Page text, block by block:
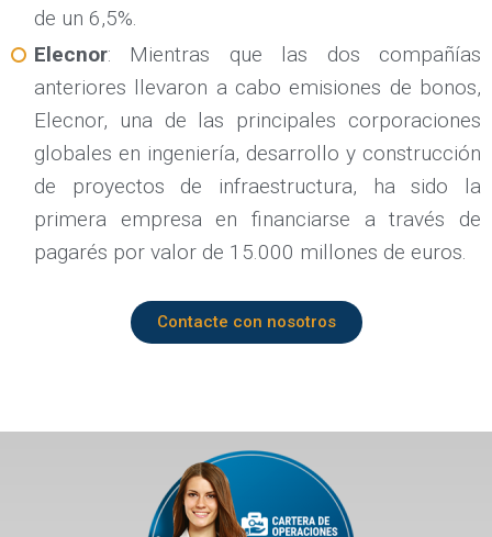
de un 6,5%.
Elecnor: Mientras que las dos compañías
anteriores llevaron a cabo emisiones de bonos,
Elecnor, una de las principales corporaciones
globales en ingeniería, desarrollo y construcción
de proyectos de infraestructura, ha sido la
primera empresa en financiarse a través de
pagarés por valor de 15.000 millones de euros.
Contacte con nosotros